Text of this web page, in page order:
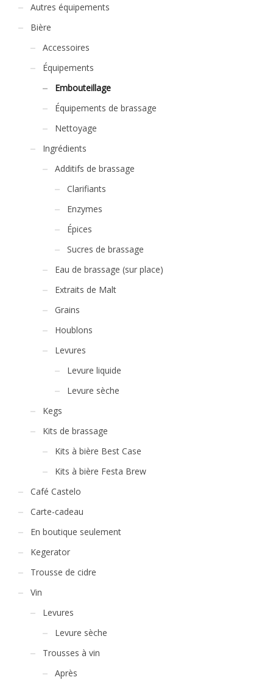
Autres équipements
Bière
Accessoires
Équipements
Embouteillage
Équipements de brassage
Nettoyage
Ingrédients
Additifs de brassage
Clarifiants
Enzymes
Épices
Sucres de brassage
Eau de brassage (sur place)
Extraits de Malt
Grains
Houblons
Levures
Levure liquide
Levure sèche
Kegs
Kits de brassage
Kits à bière Best Case
Kits à bière Festa Brew
Café Castelo
Carte-cadeau
En boutique seulement
Kegerator
Trousse de cidre
Vin
Levures
Levure sèche
Trousses à vin
Après